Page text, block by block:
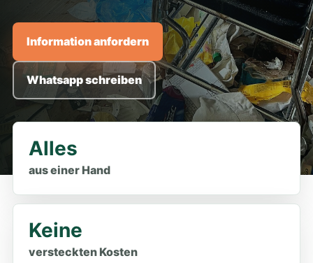
Information anfordern
Whatsapp schreiben
Alles
aus einer Hand
Keine
versteckten Kosten